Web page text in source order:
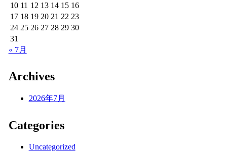
10 11 12 13 14 15 16
17 18 19 20 21 22 23
24 25 26 27 28 29 30
31
« 7月
Archives
2026年7月
Categories
Uncategorized